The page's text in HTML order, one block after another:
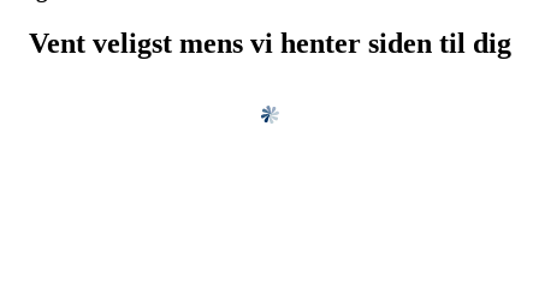
Vent veligst mens vi henter siden til dig